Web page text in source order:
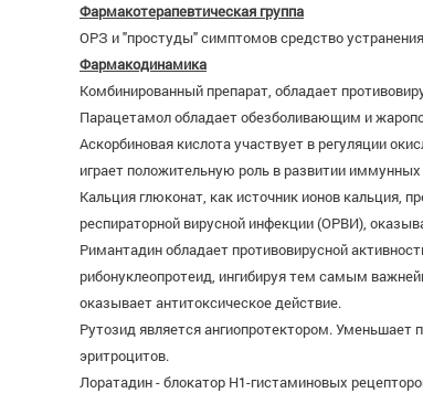
Фармакотерапевтическая группа
ОРЗ и "простуды" симптомов средство устранения
Фармакодинамика
Комбинированный препарат, обладает
Парацетамол обладает обезболивающим и
Аскорбиновая кислота участвует в регуляции
играет положительную роль в развитии
Кальция глюконат, как источник ионов кальция,
респираторной вирусной инфекции (ОРВИ),
Римантадин обладает противовирусной
рибонуклеопротеид, ингибируя тем самым
оказывает антитоксическое действие.
Рутозид является ангиопротектором. Уменьшает
эритроцитов.
Лоратадин - блокатор Н1-гистаминовых